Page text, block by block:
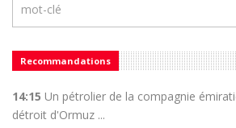
Recommandations
14:15 Un pétrolier de la compagnie
détroit d'Ormuz ...